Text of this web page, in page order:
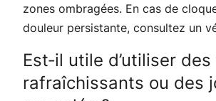
zones ombragées. En cas de
douleur persistante, consultez un
Est‑il utile d’utiliser
rafraîchissants ou des